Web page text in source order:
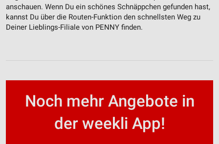
anschauen. Wenn Du ein schönes Schnäppchen gefunden hast,
kannst Du über die Routen-Funktion den schnellsten Weg zu
Deiner Lieblings-Filiale von PENNY finden.
Noch mehr Angebote in
der weekli App!